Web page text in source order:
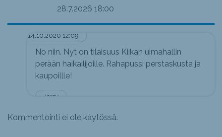
28.7.2026 18:00
14.10.2020 12:09
Jerry
No niin. Nyt on tilaisuus Kiikan uimahallin
perään haikailijoille. Rahapussi perstaskusta ja
kaupoillle!
Kommentointi ei ole käytössä.